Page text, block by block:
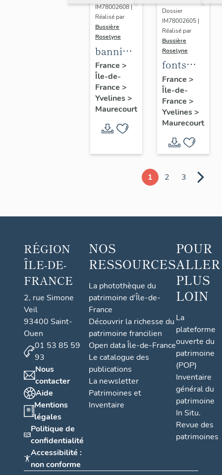
IM78002608 |
Réalisé par
Bussière
Roselyne
bannière
de
procession
de la
congrégation
des
Enfants
France >
Île-de-
France >
Yvelines>
Maurecourt
Dossier
IM78002605 |
Réalisé par
Bussière
Roselyne
fonts
baptismaux
n°1
France >
Île-de-
France >
Yvelines>
Maurecourt
1 2 3
RÉGION
ÎLE-DE-
FRANCE
2, rue Simone
Veil
93400 Saint-
Ouen
01 53 85 59
93
Nous
contacter
Aide
Mentions
légales
Politique de
confidentialité
Accessibilité :
non conforme
NOS
RESSOURCES
La photothèque du
patrimoine d'Île-de-
France
Découvrir la richesse du
patrimoine francilien
Open data Île-de-France
Le catalogue des
publications
La newsletter
Patrimoines et
Inventaire
POUR
ALLER
PLUS
LOIN
La
plateforme
ouverte du
patrimoine
(POP)
Inventaire
général du
patrimoine
In Situ.
Revue des
patrimoines